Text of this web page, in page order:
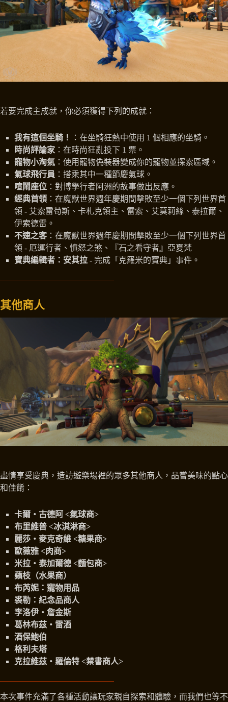
若要完成主成就，你必須獲得下列的成就：
我有這個坐騎！
：在坐騎狂熱中使用 1 個相應的坐騎。
時尚評論家 ：在時尚狂亂投下 1 票。
寵物小淘氣 ：使用寵物偽裝器變成你的寵物並探索區域。
氣球飛行員 ：搭乘其中一種節慶氣球。
喧鬧座位 ：對博學行者阿洲的故事做出反應。
經典首領 ：在魔獸世界週年慶期間擊敗至少一個下列世界首
領 - 艾索雷苟斯、卡札克領主、雷索、艾莫莉絲、泰拉爾、
伊索德雷。
不速之客 ：在魔獸世界週年慶期間擊敗至少一個下列世界首
領 - 厄運行者、憤怒之煞、『石之看守者』亞夏梵
寶典編輯者：安其拉 - 完成「克羅米的寶典」事件。
其他商人
盡情享受慶典，造訪遊樂場裡的眾多其他商人，品嘗美味的點心
和佳餚：
卡爾‧古德阿 <氣球商>
布里維普 <冰淇淋商>
麗莎‧麥克奇維 <糖果商>
歐薇雅 <肉商>
米拉‧泰加爾德 <麵包商>
蘋枝（水果商）
布芮妮：寵物用品
裘勒：紀念品商人
李洛伊‧詹金斯
葛林布茲‧雷酒
酒保鮑伯
格利夫塔
克拉維茲‧羅倫特 <禁書商人>
本次事件充滿了各種活動讓玩家親自探索和體驗，而我們也等不